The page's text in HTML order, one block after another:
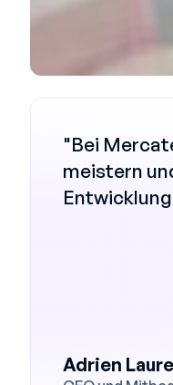
"Bei
meistern
Adrien